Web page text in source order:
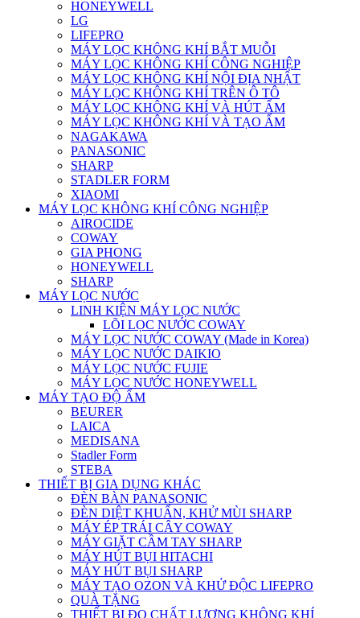
HONEYWELL
LG
LIFEPRO
MÁY LỌC KHÔNG KHÍ BẮT MUỖI
MÁY LỌC KHÔNG KHÍ CÔNG NGHIỆP
MÁY LỌC KHÔNG KHÍ NỘI ĐỊA NHẬT
MÁY LỌC KHÔNG KHÍ TRÊN Ô TÔ
MÁY LỌC KHÔNG KHÍ VÀ HÚT ẨM
MÁY LỌC KHÔNG KHÍ VÀ TẠO ẨM
NAGAKAWA
PANASONIC
SHARP
STADLER FORM
XIAOMI
MÁY LỌC KHÔNG KHÍ CÔNG NGHIỆP
AIROCIDE
COWAY
GIA PHONG
HONEYWELL
SHARP
MÁY LỌC NƯỚC
LINH KIỆN MÁY LỌC NƯỚC
LÕI LỌC NƯỚC COWAY
MÁY LỌC NƯỚC COWAY (Made in Korea)
MÁY LỌC NƯỚC DAIKIO
MÁY LỌC NƯỚC FUJIE
MÁY LỌC NƯỚC HONEYWELL
MÁY TẠO ĐỘ ẨM
BEURER
LAICA
MEDISANA
Stadler Form
STEBA
THIẾT BỊ GIA DỤNG KHÁC
ĐÈN BÀN PANASONIC
ĐÈN DIỆT KHUẨN, KHỬ MÙI SHARP
MÁY ÉP TRÁI CÂY COWAY
MÁY GIẶT CẦM TAY SHARP
MÁY HÚT BỤI HITACHI
MÁY HÚT BỤI SHARP
MÁY TẠO OZON VÀ KHỬ ĐỘC LIFEPRO
QUÀ TẶNG
THIẾT BỊ ĐO CHẤT LƯỢNG KHÔNG KHÍ